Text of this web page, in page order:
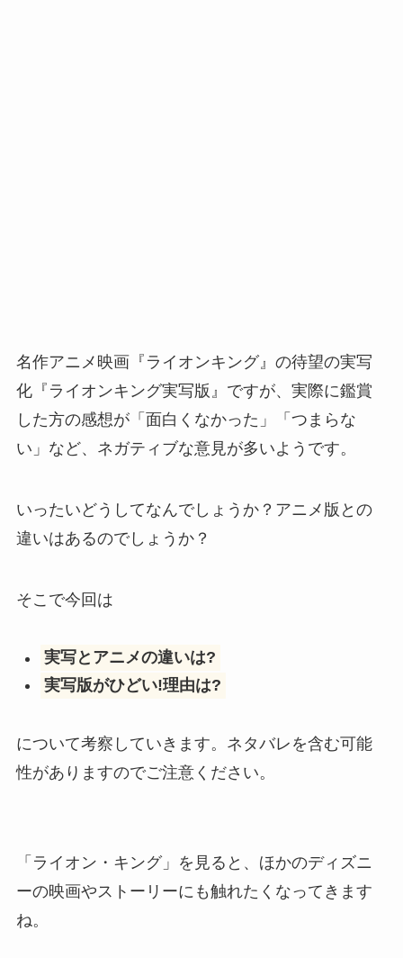
名作アニメ映画『ライオンキング』の待望の実写
化『ライオンキング実写版』ですが、実際に鑑賞
した方の感想が「面白くなかった」「つまらな
い」など、ネガティブな意見が多いようです。
いったいどうしてなんでしょうか？アニメ版との
違いはあるのでしょうか？
そこで今回は
実写とアニメの違いは?
実写版がひどい!理由は?
について考察していきます。ネタバレを含む可能
性がありますのでご注意ください。
「ライオン・キング」を見ると、ほかのディズニ
ーの映画やストーリーにも触れたくなってきます
ね。